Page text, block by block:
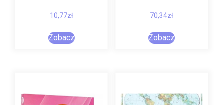
10,77zł
Zobacz
70,34zł
Zobacz